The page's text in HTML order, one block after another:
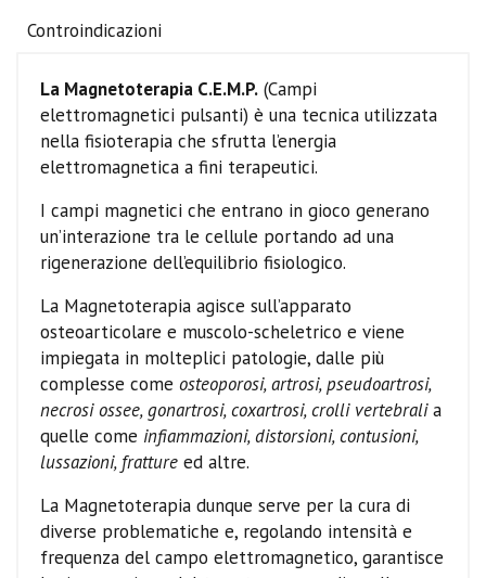
Controindicazioni
La Magnetoterapia C.E.M.P. (Campi
elettromagnetici pulsanti) è una tecnica utilizzata
nella fisioterapia che sfrutta l’energia
elettromagnetica a fini terapeutici.
I campi magnetici che entrano in gioco generano
un’interazione tra le cellule portando ad una
rigenerazione dell’equilibrio fisiologico.
La Magnetoterapia agisce sull’apparato
osteoarticolare e muscolo-scheletrico e viene
impiegata in molteplici patologie, dalle più
complesse come osteoporosi, artrosi, pseudoartrosi,
necrosi ossee, gonartrosi, coxartrosi, crolli vertebralia
quelle come infiammazioni, distorsioni, contusioni,
lussazioni, fratture ed altre.
La Magnetoterapia dunque serve per la cura di
diverse problematiche e, regolando intensità e
frequenza del campo elettromagnetico, garantisce